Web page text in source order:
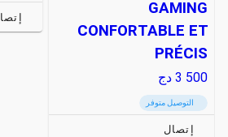
GAMING
CONFORTABLE ET
PRÉCIS
3 500 دج
التوصيل متوفر
إتصال